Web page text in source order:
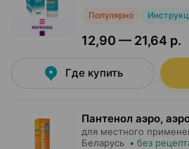
Популярно
12,90 — 21,64 р.
Где купить
Пантенол аэро,
для местного
Беларусь • без